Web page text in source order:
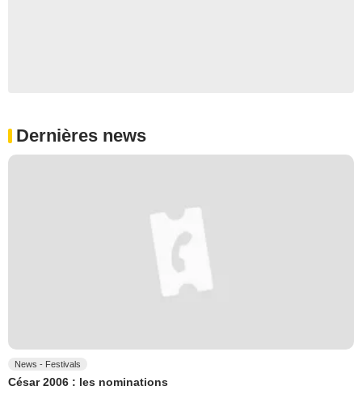
Dernières news
News - Festivals
César 2006 : les nominations